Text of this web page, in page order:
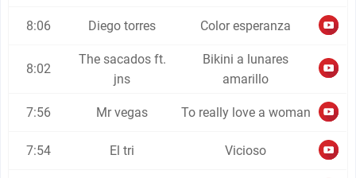
8:06 Diego torres Color esperanza
8:02
The sacados ft.
jns
Bikini a lunares
amarillo
7:56 Mr vegas To really love a woman
7:54 El tri Vicioso